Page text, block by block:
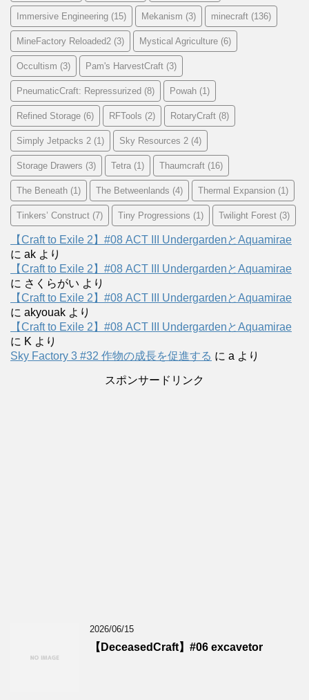
Immersive Engineering (15) Mekanism (3) minecraft (136)
MineFactory Reloaded2 (3) Mystical Agriculture (6)
Occultism (3) Pam's HarvestCraft (3)
PneumaticCraft: Repressurized (8) Powah (1)
Refined Storage (6) RFTools (2) RotaryCraft (8)
Simply Jetpacks 2 (1) Sky Resources 2 (4)
Storage Drawers (3) Tetra (1) Thaumcraft (16)
The Beneath (1) The Betweenlands (4) Thermal Expansion (1)
Tinkers’ Construct (7) Tiny Progressions (1) Twilight Forest (3)
【Craft to Exile 2】#08 ACT III UndergardenとAquamirae
に ak より
【Craft to Exile 2】#08 ACT III UndergardenとAquamirae
に さくらがい より
【Craft to Exile 2】#08 ACT III UndergardenとAquamirae
に akyouak より
【Craft to Exile 2】#08 ACT III UndergardenとAquamirae
に K より
Sky Factory 3 #32 作物の成長を促進する に a より
スポンサードリンク
2026/06/15
【DeceasedCraft】#06 excavetor